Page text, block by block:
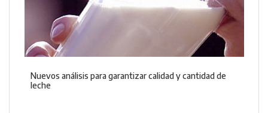
Nuevos análisis para garantizar calidad y cantidad de
leche